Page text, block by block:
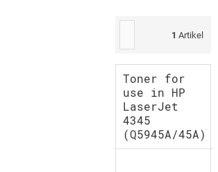
1 Artikel
Toner for
use in HP
LaserJet
4345
(Q5945A/45A)